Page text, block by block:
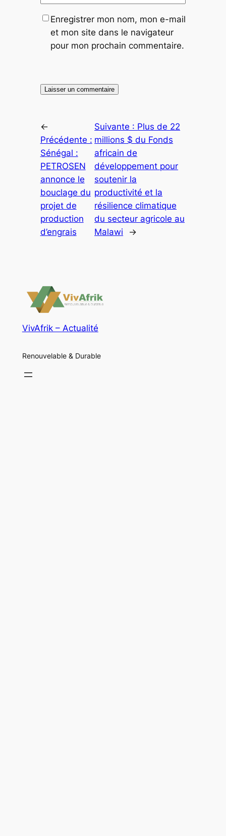
Enregistrer mon nom, mon e-mail
et mon site dans le navigateur
pour mon prochain commentaire.
←
Précédente :
Sénégal :
PETROSEN
annonce le
bouclage du
projet de
production
d’engrais
Suivante : Plus de 22
millions $ du Fonds
africain de
développement pour
soutenir la
productivité et la
résilience climatique
du secteur agricole au
Malawi
→
VivAfrik – Actualité
Renouvelable & Durable